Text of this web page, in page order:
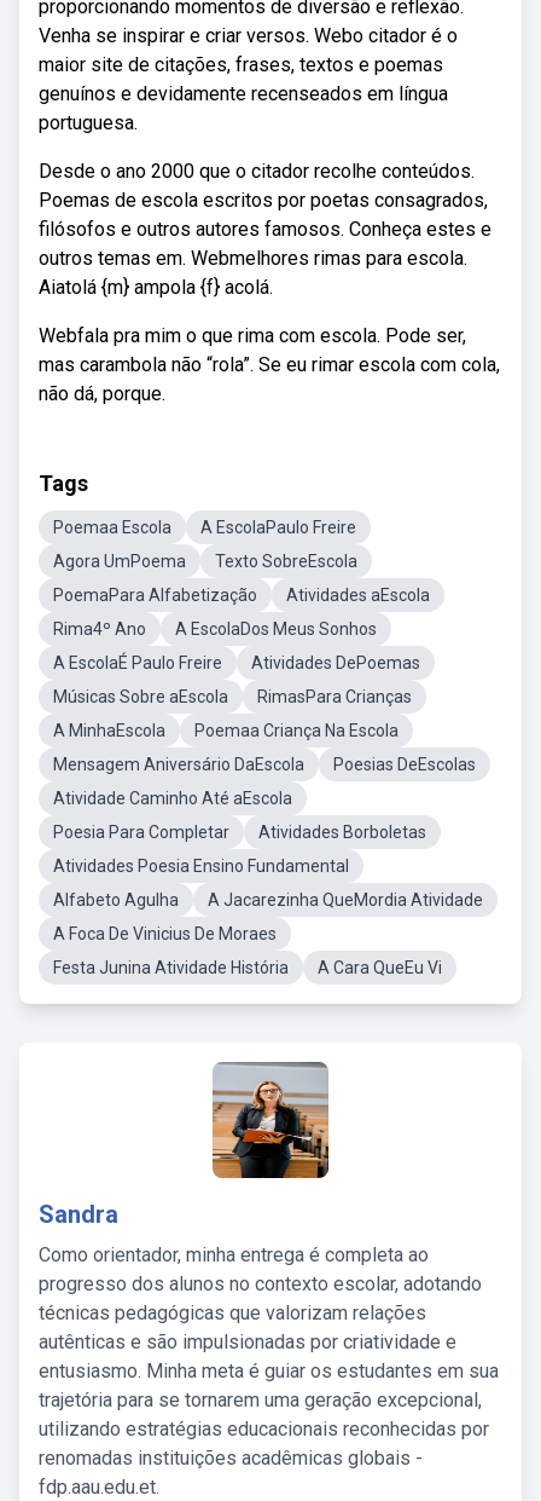
proporcionando momentos de diversão e reflexão.
Venha se inspirar e criar versos. Webo citador é o
maior site de citações, frases, textos e poemas
genuínos e devidamente recenseados em língua
portuguesa.
Desde o ano 2000 que o citador recolhe conteúdos.
Poemas de escola escritos por poetas consagrados,
filósofos e outros autores famosos. Conheça estes e
outros temas em. Webmelhores rimas para escola.
Aiatolá {m} ampola {f} acolá.
Webfala pra mim o que rima com escola. Pode ser,
mas carambola não “rola”. Se eu rimar escola com cola,
não dá, porque.
Tags
Poemaa Escola
A EscolaPaulo Freire
Agora UmPoema
Texto SobreEscola
PoemaPara Alfabetização
Atividades aEscola
Rima4º Ano
A EscolaDos Meus Sonhos
A EscolaÉ Paulo Freire
Atividades DePoemas
Músicas Sobre aEscola
RimasPara Crianças
A MinhaEscola
Poemaa Criança Na Escola
Mensagem Aniversário DaEscola
Poesias DeEscolas
Atividade Caminho Até aEscola
Poesia Para Completar
Atividades Borboletas
Atividades Poesia Ensino Fundamental
Alfabeto Agulha
A Jacarezinha QueMordia Atividade
A Foca De Vinicius De Moraes
Festa Junina Atividade História
A Cara QueEu Vi
Sandra
Como orientador, minha entrega é completa ao
progresso dos alunos no contexto escolar, adotando
técnicas pedagógicas que valorizam relações
autênticas e são impulsionadas por criatividade e
entusiasmo. Minha meta é guiar os estudantes em sua
trajetória para se tornarem uma geração excepcional,
utilizando estratégias educacionais reconhecidas por
renomadas instituições acadêmicas globais -
fdp.aau.edu.et.